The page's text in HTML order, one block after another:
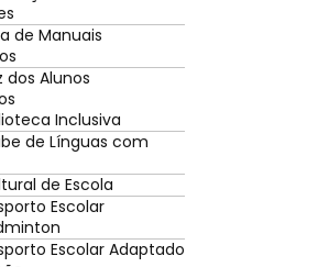
de Manuais
dos Alunos
Inclusiva
de Línguas com
de Escola
Escolar
Escolar Adaptado